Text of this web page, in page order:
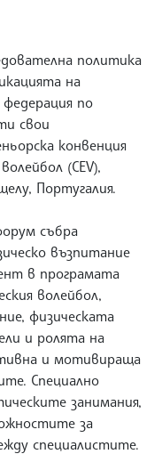
политика
на
по
свои
конвенция
(CEV),
Португалия.
събра
възпитание
в програмата
волейбол,
физическата
и ролята на
и мотивираща
Специално
занимания,
за
специалистите.